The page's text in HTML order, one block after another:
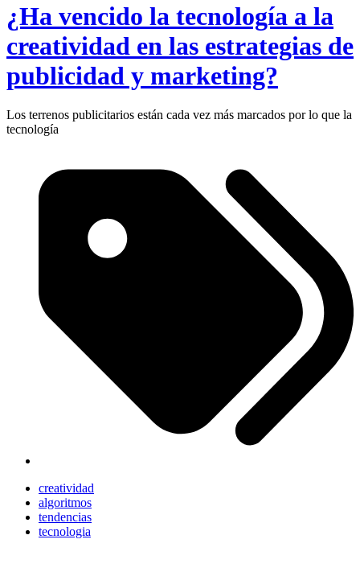
¿Ha vencido la tecnología a la
creatividad en las estrategias de
publicidad y marketing?
Los terrenos publicitarios están cada vez más marcados por lo que la
tecnología
creatividad
algoritmos
tendencias
tecnologia